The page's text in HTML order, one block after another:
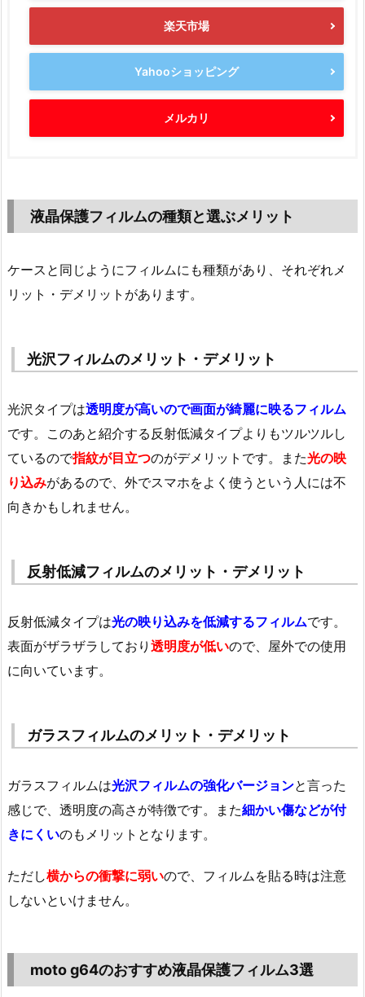
楽天市場
Yahooショッピング
メルカリ
液晶保護フィルムの種類と選ぶメリット
ケースと同じようにフィルムにも種類があり、それぞれメ
リット・デメリットがあります。
光沢フィルムのメリット・デメリット
光沢タイプは透明度が高いので画面が綺麗に映るフィルム
です。このあと紹介する反射低減タイプよりもツルツルし
ているので指紋が目立つのがデメリットです。また光の映
り込みがあるので、外でスマホをよく使うという人には不
向きかもしれません。
反射低減フィルムのメリット・デメリット
反射低減タイプは光の映り込みを低減するフィルムです。
表面がザラザラしており 透明度が低いので、屋外での使用
に向いています。
ガラスフィルムのメリット・デメリット
ガラスフィルムは光沢フィルムの強化バージョンと言った
感じで、透明度の高さが特徴です。また細かい傷などが付
きにくいのもメリットとなります。
ただし横からの衝撃に弱いので、フィルムを貼る時は注意
しないといけません。
moto g64のおすすめ液晶保護フィルム3選